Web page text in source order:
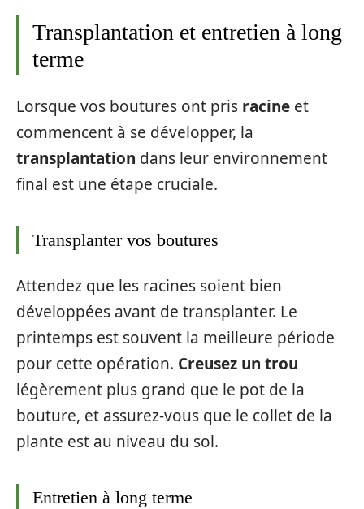
Transplantation et entretien à long
terme
Lorsque vos boutures ont pris racine et
commencent à se développer, la
transplantation dans leur environnement
final est une étape cruciale.
Transplanter vos boutures
Attendez que les racines soient bien
développées avant de transplanter. Le
printemps est souvent la meilleure période
pour cette opération. Creusez un trou
légèrement plus grand que le pot de la
bouture, et assurez-vous que le collet de la
plante est au niveau du sol.
Entretien à long terme